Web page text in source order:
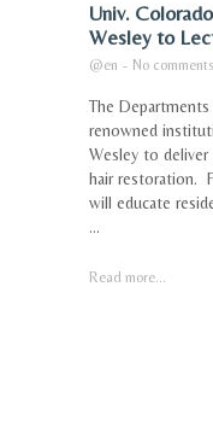
Univ.
Wesley to
@en - No comments
The
renowned
Wesley to
hair restoration.
will educate
...
Read more...